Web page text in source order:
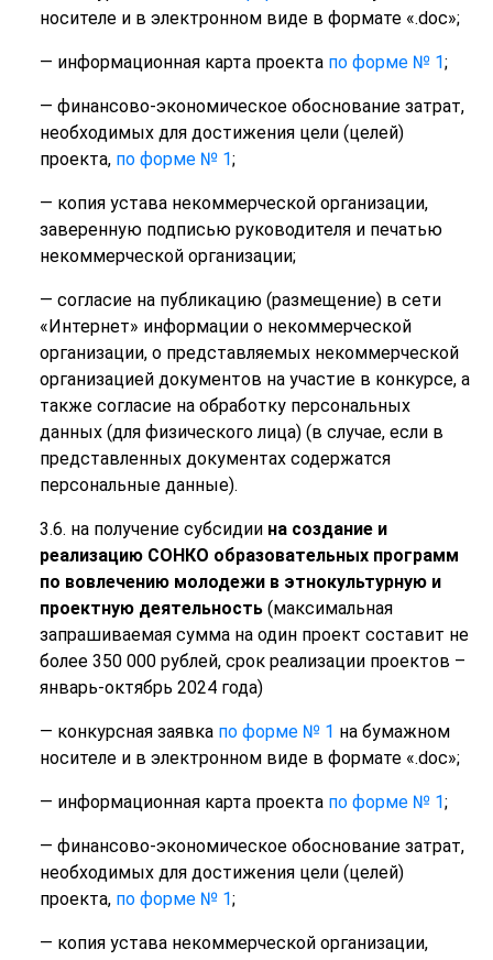
носителе и в электронном виде в формате «.doc»;
— информационная карта проекта по форме № 1;
— финансово-экономическое обоснование затрат,
необходимых для достижения цели (целей)
проекта, по форме № 1;
— копия устава некоммерческой организации,
заверенную подписью руководителя и печатью
некоммерческой организации;
— согласие на публикацию (размещение) в сети
«Интернет» информации о некоммерческой
организации, о представляемых некоммерческой
организацией документов на участие в конкурсе, а
также согласие на обработку персональных
данных (для физического лица) (в случае, если в
представленных документах содержатся
персональные данные).
3.6. на получение субсидии на создание и
реализацию СОНКО образовательных программ
по вовлечению молодежи в этнокультурную и
проектную деятельность(максимальная
запрашиваемая сумма на один проект составит не
более 350 000 рублей, срок реализации проектов –
январь-октябрь 2024 года)
— конкурсная заявкапо форме № 1 на бумажном
носителе и в электронном виде в формате «.doc»;
— информационная карта проекта по форме № 1;
— финансово-экономическое обоснование затрат,
необходимых для достижения цели (целей)
проекта, по форме № 1;
— копия устава некоммерческой организации,